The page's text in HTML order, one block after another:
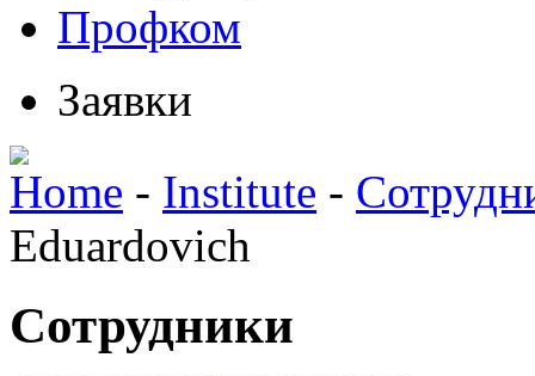
Профком
Заявки
Home - Institute -
Eduardovich
Сотрудники